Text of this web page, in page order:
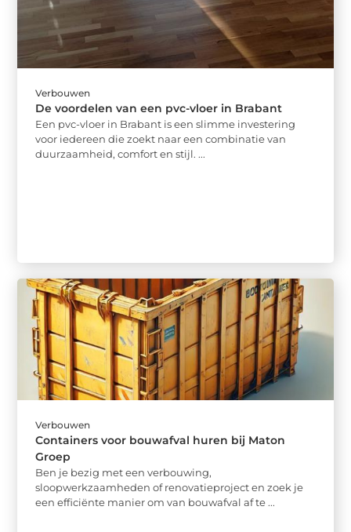
Verbouwen
De voordelen van een pvc-vloer in Brabant
Een pvc-vloer in Brabant is een slimme investering
voor iedereen die zoekt naar een combinatie van
duurzaamheid, comfort en stijl. ...
Verbouwen
Containers voor bouwafval huren bij Maton
Groep
Ben je bezig met een verbouwing,
sloopwerkzaamheden of renovatieproject en zoek je
een efficiënte manier om van bouwafval af te ...